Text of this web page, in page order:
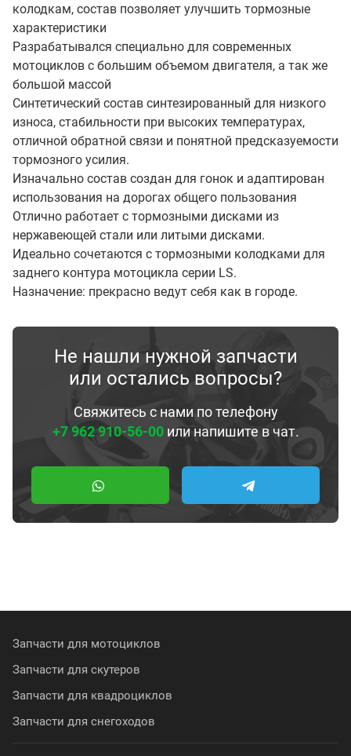
колодкам, состав позволяет улучшить тормозные
характеристики
Разрабатывался специально для современных
мотоциклов с большим объемом двигателя, а так же
большой массой
Синтетический состав синтезированный для низкого
износа, стабильности при высоких температурах,
отличной обратной связи и понятной предсказуемости
тормозного усилия.
Изначально состав создан для гонок и адаптирован
использования на дорогах общего пользования
Отлично работает с тормозными дисками из
нержавеющей стали или литыми дисками.
Идеально сочетаются с тормозными колодками для
заднего контура мотоцикла серии LS.
Назначение: прекрасно ведут себя как в городе.
Не нашли нужной запчасти
или остались вопросы?
Свяжитесь с нами по телефону
+7 962 910-56-00или напишите в чат.
Запчасти для мотоциклов
Запчасти для скутеров
Запчасти для квадроциклов
Запчасти для снегоходов